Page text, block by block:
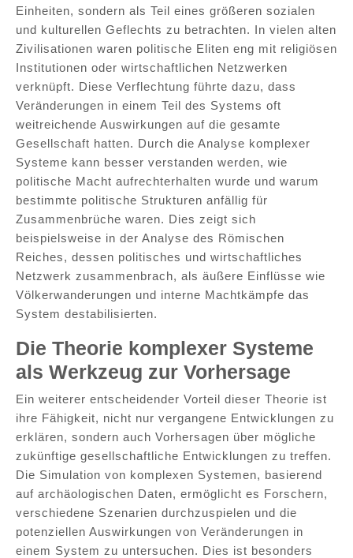
Einheiten, sondern als Teil eines größeren sozialen
und kulturellen Geflechts zu betrachten. In vielen alten
Zivilisationen waren politische Eliten eng mit religiösen
Institutionen oder wirtschaftlichen Netzwerken
verknüpft. Diese Verflechtung führte dazu, dass
Veränderungen in einem Teil des Systems oft
weitreichende Auswirkungen auf die gesamte
Gesellschaft hatten. Durch die Analyse komplexer
Systeme kann besser verstanden werden, wie
politische Macht aufrechterhalten wurde und warum
bestimmte politische Strukturen anfällig für
Zusammenbrüche waren. Dies zeigt sich
beispielsweise in der Analyse des Römischen
Reiches, dessen politisches und wirtschaftliches
Netzwerk zusammenbrach, als äußere Einflüsse wie
Völkerwanderungen und interne Machtkämpfe das
System destabilisierten.
Die Theorie komplexer Systeme
als Werkzeug zur Vorhersage
Ein weiterer entscheidender Vorteil dieser Theorie ist
ihre Fähigkeit, nicht nur vergangene Entwicklungen zu
erklären, sondern auch Vorhersagen über mögliche
zukünftige gesellschaftliche Entwicklungen zu treffen.
Die Simulation von komplexen Systemen, basierend
auf archäologischen Daten, ermöglicht es Forschern,
verschiedene Szenarien durchzuspielen und die
potenziellen Auswirkungen von Veränderungen in
einem System zu untersuchen. Dies ist besonders